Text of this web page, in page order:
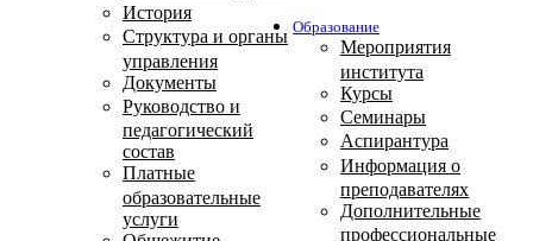
История
Структура и органы
управления
Документы
Руководство и
педагогический
состав
Платные
образовательные
услуги
Образование
Мероприятия
института
Курсы
Семинары
Аспирантура
Информация о
преподавателях
Дополнительные
профессиональные